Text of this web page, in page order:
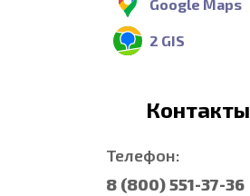
Google Maps
2 GIS
Контакты
Телефон:
8 (800) 551-37-36